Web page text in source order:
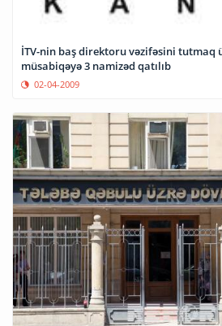
İTV-nin baş direktoru vəzifəsini tutmaq
müsabiqəyə 3 namizəd qatılıb
02-04-2009